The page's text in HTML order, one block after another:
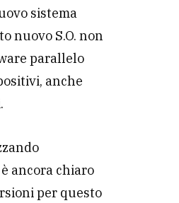
sistema
nuovo S.O. non
parallelo
anche
ancora chiaro
per questo